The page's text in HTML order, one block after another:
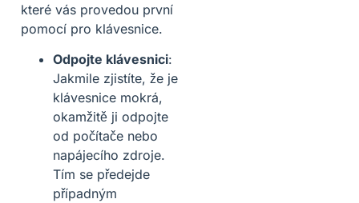
které vás provedou první
pomocí pro klávesnice.
Odpojte klávesnici:
Jakmile zjistíte, že je
klávesnice mokrá,
okamžitě ji odpojte
od počítače nebo
napájecího zdroje.
Tím se předejde
případným